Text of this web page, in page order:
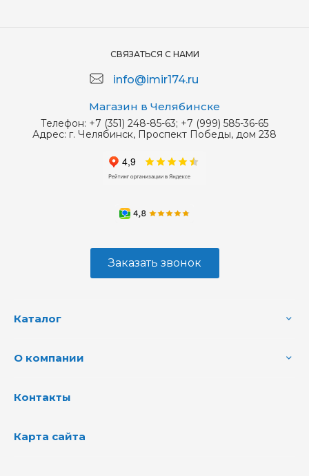
СВЯЗАТЬСЯ С НАМИ
info@imir174.ru
Магазин в Челябинске
Телефон: +7 (351) 248-85-63; +7 (999) 585-36-65
Адрес: г. Челябинск, Проспект Победы, дом 238
Заказать звонок
Каталог
О компании
Контакты
Карта сайта